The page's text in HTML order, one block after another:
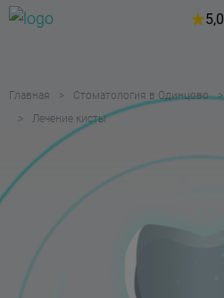
5,0
Главная Стоматология в Одинцово
Лечение кисты